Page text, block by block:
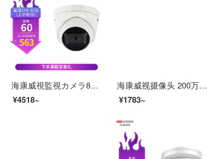
海康威視監視カメラ800万光星級ケーブル給電ネットワークカメラ高清赤外線監視カメラDS-2 CD 3386 FWD V 2-IS 4 mm
¥4518~
海康威视摄像头 200万高清红外音频半球 poe摄像头 室内手机远程监控器H265存储减半DS-IPC-T12H-IA 2.8mm
¥1783~